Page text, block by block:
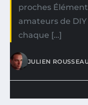
proches
amateurs de
chaque […]
JULIEN